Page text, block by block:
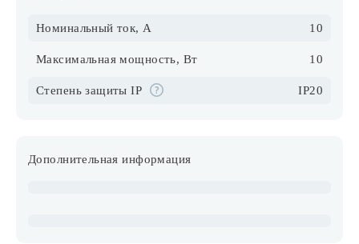
Номинальный ток, А 10
Максимальная мощность, Вт 10
Степень защиты IP IP20
Дополнительная информация